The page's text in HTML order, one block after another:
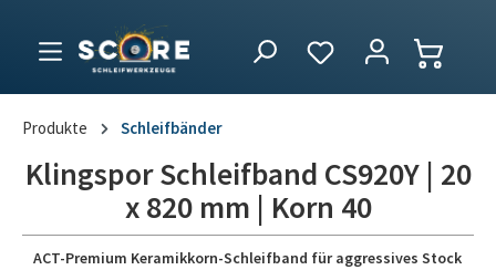
Produkte Schleifbänder
Klingspor Schleifband CS920Y | 20
x 820 mm | Korn 40
ACT-Premium Keramikkorn-Schleifband für aggressives Stock